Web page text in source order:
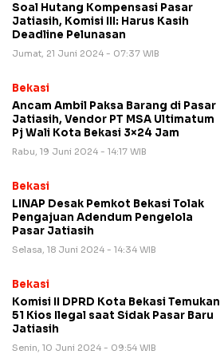
Soal Hutang Kompensasi Pasar
Jatiasih, Komisi III: Harus Kasih
Deadline Pelunasan
Jumat, 21 Juni 2024 - 07:37 WIB
Bekasi
Ancam Ambil Paksa Barang di Pasar
Jatiasih, Vendor PT MSA Ultimatum
Pj Wali Kota Bekasi 3×24 Jam
Rabu, 19 Juni 2024 - 14:17 WIB
Bekasi
LINAP Desak Pemkot Bekasi Tolak
Pengajuan Adendum Pengelola
Pasar Jatiasih
Selasa, 18 Juni 2024 - 14:34 WIB
Bekasi
Komisi II DPRD Kota Bekasi Temukan
51 Kios Ilegal saat Sidak Pasar Baru
Jatiasih
Senin, 10 Juni 2024 - 09:54 WIB